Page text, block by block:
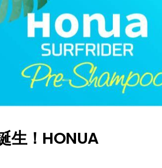
生！HONUA